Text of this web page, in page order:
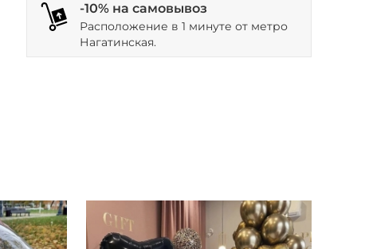
-10% на самовывоз
Расположение в 1 минуте от метро
Нагатинская.